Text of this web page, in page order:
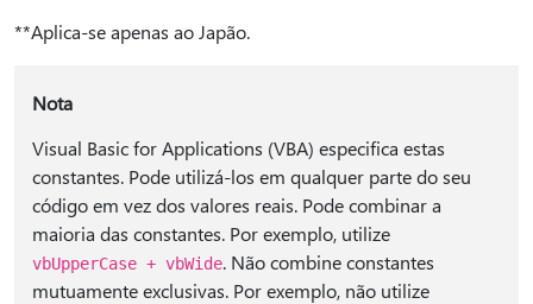
**Aplica-se apenas ao Japão.
Nota
Visual Basic for Applications (VBA) especifica estas
constantes. Pode utilizá-los em qualquer parte do seu
código em vez dos valores reais. Pode combinar a
maioria das constantes. Por exemplo, utilize
vbUpperCase + vbWide. Não combine constantes
mutuamente exclusivas. Por exemplo, não utilize